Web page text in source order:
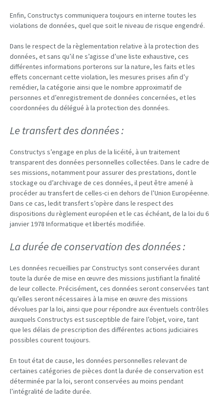
Enfin, Constructys communiquera toujours en interne toutes les
violations de données, quel que soit le niveau de risque engendré.
Dans le respect de la règlementation relative à la protection des
données, et sans qu’il ne s’agisse d’une liste exhaustive, ces
différentes informations porterons sur la nature, les faits et les
effets concernant cette violation, les mesures prises afin d’y
remédier, la catégorie ainsi que le nombre approximatif de
personnes et d’enregistrement de données concernées, et les
coordonnées du délégué à la protection des données.
Le transfert des données :
Constructys s’engage en plus de la licéité, à un traitement
transparent des données personnelles collectées. Dans le cadre de
ses missions, notamment pour assurer des prestations, dont le
stockage ou d’archivage de ces données, il peut être amené à
procéder au transfert de celles-ci en dehors de l’Union Européenne.
Dans ce cas, ledit transfert s’opère dans le respect des
dispositions du règlement européen et le cas échéant, de la loi du 6
janvier 1978 Informatique et libertés modifiée.
La durée de conservation des données :
Les données recueillies par Constructys sont conservées durant
toute la durée de mise en œuvre des missions justifiant la finalité
de leur collecte. Précisément, ces données seront conservées tant
qu’elles seront nécessaires à la mise en œuvre des missions
dévolues par la loi, ainsi que pour répondre aux éventuels contrôles
auxquels Constructys est susceptible de faire l’objet, voire, tant
que les délais de prescription des différentes actions judiciaires
possibles courent toujours.
En tout état de cause, les données personnelles relevant de
certaines catégories de pièces dont la durée de conservation est
déterminée par la loi, seront conservées au moins pendant
l’intégralité de ladite durée.